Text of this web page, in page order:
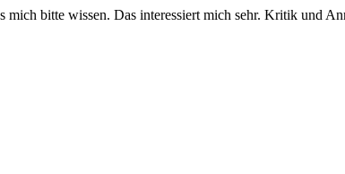
bitte wissen. Das interessiert mich sehr. Kritik und